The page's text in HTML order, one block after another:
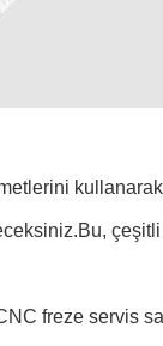
freze servis